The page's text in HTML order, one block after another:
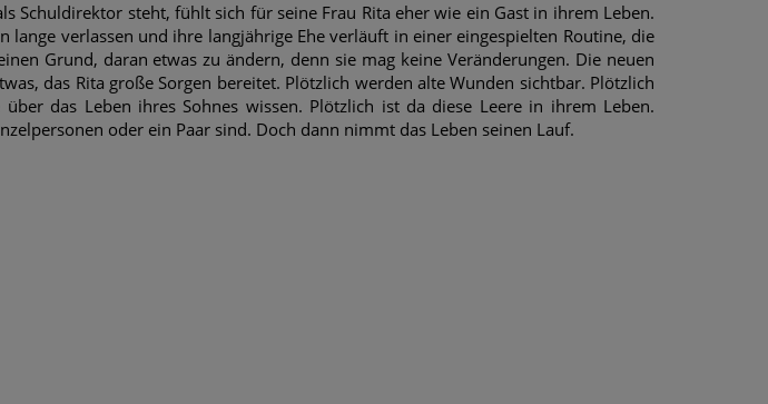
Schuldirektor steht, fühlt sich für seine Frau Rita eher wie ein Gast in ihrem Leben.
lange verlassen und ihre langjährige Ehe verläuft in einer eingespielten Routine, die
Grund, daran etwas zu ändern, denn sie mag keine Veränderungen. Die neuen
das Rita große Sorgen bereitet. Plötzlich werden alte Wunden sichtbar. Plötzlich
das Leben ihres Sohnes wissen. Plötzlich ist da diese Leere in ihrem Leben.
oder ein Paar sind. Doch dann nimmt das Leben seinen Lauf.